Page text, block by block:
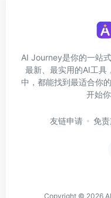
AI Journey是你的一站
最新、最实用的AI工具
中，都能找到最适合你
开始
友链申请 免
Copyright © 2026